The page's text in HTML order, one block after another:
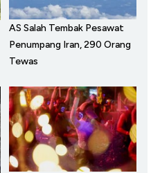
AS Salah Tembak Pesawat
Penumpang Iran, 290 Orang
Tewas